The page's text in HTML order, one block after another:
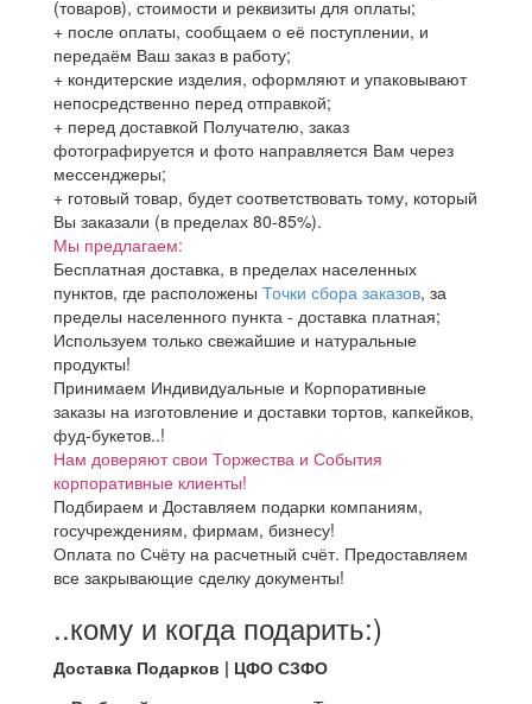
(товаров), стоимости и реквизиты для оплаты;
+ после оплаты, сообщаем о её поступлении, и
передаём Ваш заказ в работу;
+ кондитерские изделия, оформляют и упаковывают
непосредственно перед отправкой;
+ перед доставкой Получателю, заказ
фотографируется и фото направляется Вам через
мессенджеры;
+ готовый товар, будет соответствовать тому, который
Вы заказали (в пределах 80-85%).
Мы предлагаем:
Бесплатная доставка, в пределах населенных
пунктов, где расположены Точки сбора заказов, за
пределы населенного пункта - доставка платная;
Используем только свежайшие и натуральные
продукты!
Принимаем Индивидуальные и Корпоративные
заказы на изготовление и доставки тортов, капкейков,
фуд-букетов..!
Нам доверяют свои Торжества и События
корпоративные клиенты!
Подбираем и Доставляем подарки компаниям,
госучреждениям, фирмам, бизнесу!
Оплата по Счёту на расчетный счёт. Предоставляем
все закрывающие сделку документы!
..кому и когда подарить:)
Доставка Подарков | ЦФО СЗФО